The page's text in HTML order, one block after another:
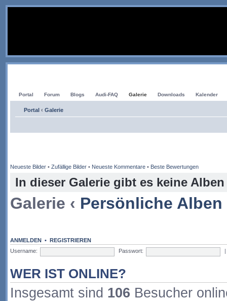
Portal Forum Blogs Audi-FAQ Galerie Downloads Kalender
Portal ‹ Galerie
Neueste Bilder• Zufällige Bilder• Neueste Kommentare• Beste Bewertungen
In dieser Galerie gibt es keine Alben
Galerie ‹ Persönliche
ANMELDEN• REGISTRIEREN
Username:
Passwort:
WER IST ONLINE?
Insgesamt sind 106 Besucher